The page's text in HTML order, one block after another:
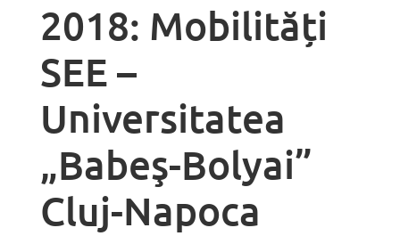
2018: Mobilități
SEE –
Universitatea
„Babeş-Bolyai”
Cluj-Napoca